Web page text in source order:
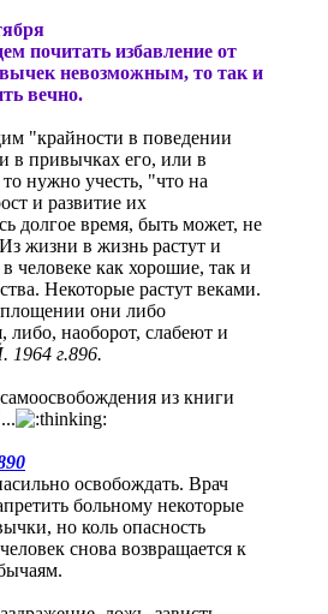
почитать избавление от
невозможным, то так и
вечно.
"крайности в поведении
в привычках его, или в
нужно учесть, "что на
и развитие их
долгое время, быть может, не
жизни в жизнь растут и
человеке как хорошие, так и
Некоторые растут веками.
они либо
либо, наоборот, слабеют и
1964 г.896.
из книги
освобождать. Врач
больному некоторые
но коль опасность
снова возвращается к